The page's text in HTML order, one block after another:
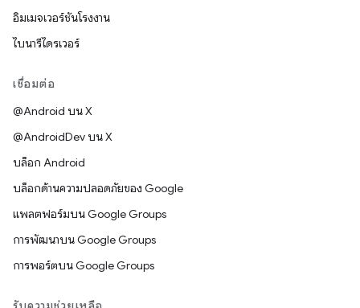
อิมเมจเวอร์ชันโรงงาน
ไบนารีไดรเวอร์
เชื่อมต่อ
@Android บน X
@AndroidDev บน X
บล็อก Android
บล็อกด้านความปลอดภัยของ Google
แพลตฟอร์มบน Google Groups
การพัฒนาบน Google Groups
การพอร์ตบน Google Groups